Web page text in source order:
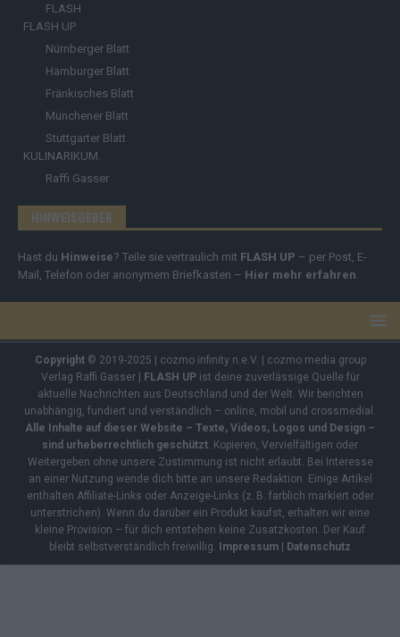
FLASH
FLASH UP
Nürnberger Blatt
Hamburger Blatt
Fränkisches Blatt
Münchener Blatt
Stuttgarter Blatt
KULINARIKUM.
Raffi Gasser
HINWEISGEBER
Hast du Hinweise? Teile sie vertraulich mit FLASH UP – per Post, E-
Mail, Telefon oder anonymem Briefkasten – Hier mehr erfahren
Copyright© 2019-2025 | cozmo infinity n.e.V. | cozmo media group
Verlag Raffi Gasser |
FLASH UPist deine zuverlässige Quelle für
aktuelle Nachrichten aus Deutschland und der Welt. Wir berichten
unabhängig, fundiert und verständlich – online, mobil und crossmedial.
Alle Inhalte auf dieser Website – Texte, Videos, Logos und Design –
sind urheberrechtlich geschützt. Kopieren, Vervielfältigen oder
Weitergeben ohne unsere Zustimmung ist nicht erlaubt. Bei Interesse
an einer Nutzung wende dich bitte an unsere Redaktion. Einige Artikel
enthalten Affiliate-Links oder Anzeige-Links (z. B. farblich markiert oder
unterstrichen). Wenn du darüber ein Produkt kaufst, erhalten wir eine
kleine Provision – für dich entstehen keine Zusatzkosten. Der Kauf
bleibt selbstverständlich freiwillig.
Impressum Datenschutz